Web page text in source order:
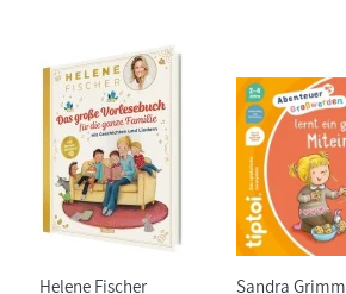
Helene Fischer Sandra Grimm